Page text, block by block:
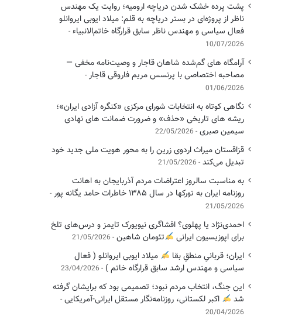
پشت پرده خشک شدن دریاچه ارومیه؛ روایت یک مهندس
ناظر از پروژه‌ای در بستر دریاچه به قلم: میلاد ایوبی ایروانلو
فعال سیاسی و مهندس ناظر سابق قرارگاه خاتم‌الانبیاء
10/07/2026
آرامگاه های گم‌شده شاهان قاجار و وصیت‌نامه مخفی —
مصاحبه اختصاصی با پرنسس مریم فاروقی قاجار
01/06/2026
نگاهی کوتاه به انتخابات شورای مرکزی «کنگره آزادی ایران»؛
ریشه های تاریخی «حذف» و ضرورت ضمانت های نهادی
سیمین صبری 22/05/2026
قزاقستان میراث اردوی زرین را به محور هویت ملی جدید خود
تبدیل می‌کند 21/05/2026
به مناسبت سالروز اعتراضات مردم آذربایجان به اهانت
روزنامه ایران به تورکها در سال ۱۳۸۵ خاطرات حامد یگانه پور
21/05/2026
احمدی‌نژاد یا پهلوی؟ افشاگری نیویورک تایمز و درس‌های تلخ
برای اپوزیسیون ایرانی
تئومان شاهین 21/05/2026
ایران؛ قربانیِ منطقِ بقا
میلاد ایوبی ایروانلو ( فعال
سیاسی ‌و مهندس ارشد سابق قرارگاه خاتم ) 23/04/2026
این جنگ، انتخاب مردم نبود؛ تصمیمی بود که برایشان گرفته
شد
اکبر لکستانی، روزنامه‌نگار مستقل ایرانی-آمریکایی
20/04/2026